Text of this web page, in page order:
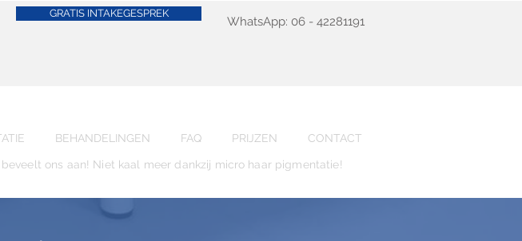
GRATIS INTAKEGESPREK
WhatsApp: 06 - 42281191
BEHANDELINGEN FAQ PRIJZEN CONTACT
ons aan! Niet kaal meer dankzij micro haar pigmentatie!